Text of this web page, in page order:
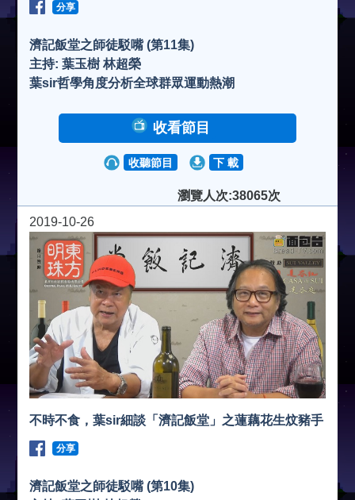
分享
濟記飯堂之師徒駁嘴 (第11集)
主持: 葉玉樹 林超榮
葉sir哲學角度分析全球群眾運動熱潮
收看節目
收聽節目 下 載
瀏覽人次:38065次
2019-10-26
不時不食，葉sir細談「濟記飯堂」之蓮藕花生炆豬手
分享
濟記飯堂之師徒駁嘴 (第10集)